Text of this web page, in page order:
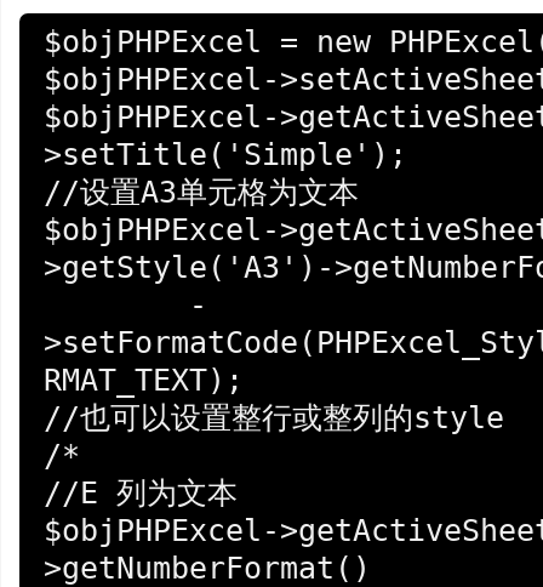
$objPHPExcel = new
$objPHPExcel-
$objPHPExcel-
>setTitle('Simple');
//设置A3单元格为文本
$objPHPExcel-
>getStyle('A3')-
RMAT_TEXT);
//也可以设置整行或整列的style
/*
//E 列为文本
$objPHPExcel-
>getNumberFormat()